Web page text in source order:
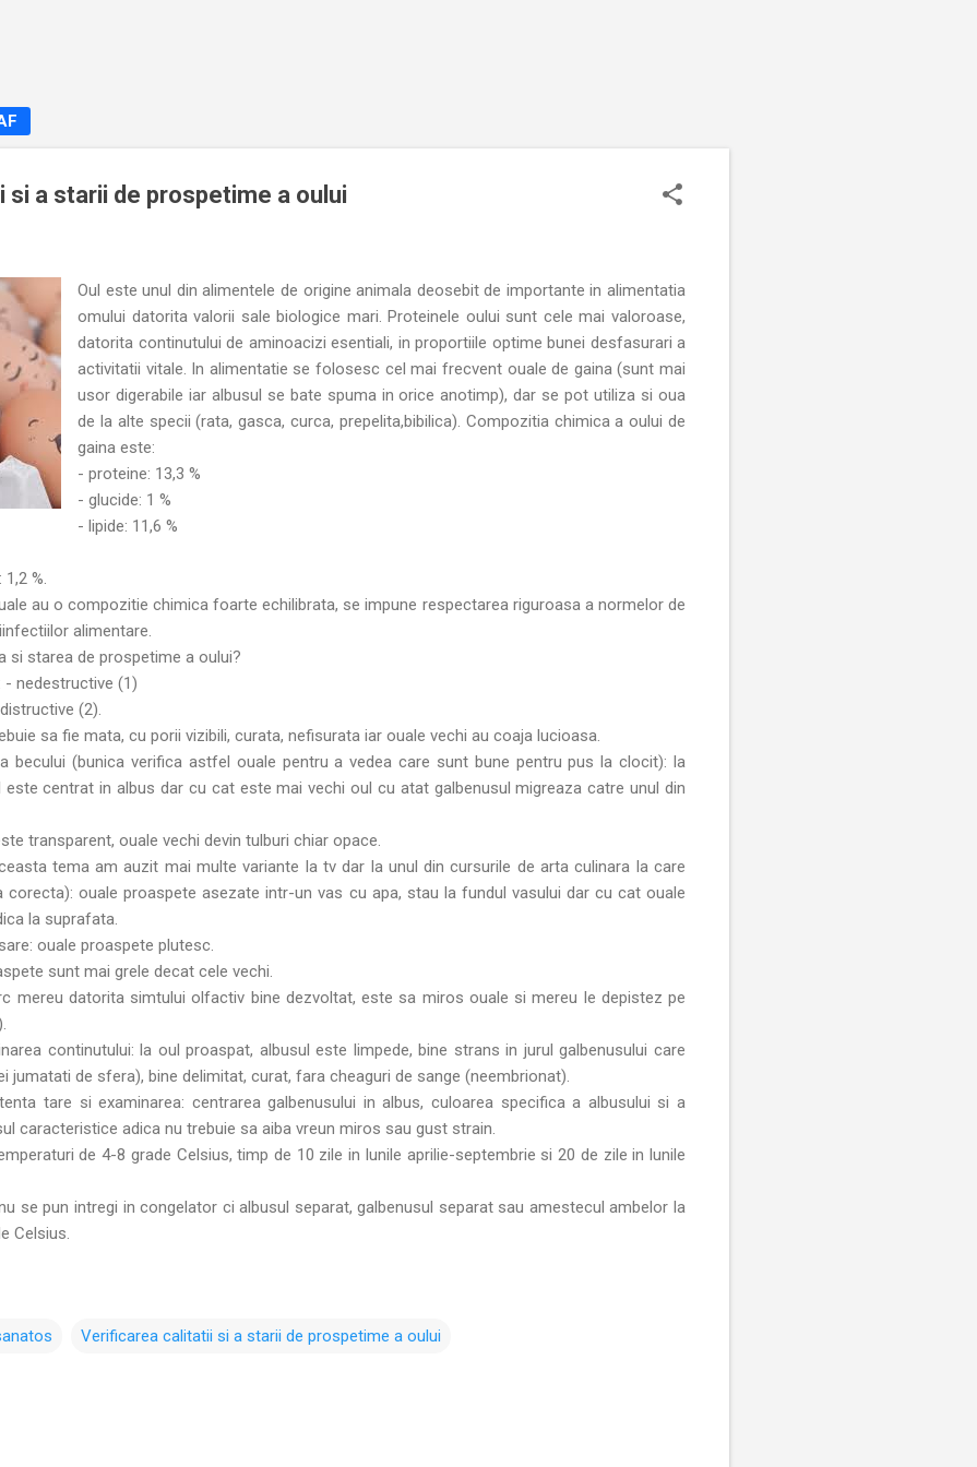
a starii de prospetime a oului
Oul este unul din alimentele de origine animala deosebit de importante in alimentatia
omului datorita valorii sale biologice mari. Proteinele oului sunt cele mai valoroase,
datorita continutului de aminoacizi esentiali, in proportiile optime bunei desfasurari a
activitatii vitale. In alimentatie se folosesc cel mai frecvent ouale de gaina (sunt mai
usor digerabile iar albusul se bate spuma in orice anotimp), dar se pot utiliza si oua
de la alte specii (rata, gasca, curca, prepelita,bibilica). Compozitia chimica a oului de
gaina este:
- proteine: 13,3 %
- glucide: 1 %
- lipide: 11,6 %
%.
au o compozitie chimica foarte echilibrata, se impune respectarea riguroasa a normelor de
alimentare.
si starea de prospetime a oului?
- nedestructive (1)
(2).
sa fie mata, cu porii vizibili, curata, nefisurata iar ouale vechi au coaja lucioasa.
becului (bunica verifica astfel ouale pentru a vedea care sunt bune pentru pus la clocit): la
este centrat in albus dar cu cat este mai vechi oul cu atat galbenusul migreaza catre unul din
transparent, ouale vechi devin tulburi chiar opace.
tema am auzit mai multe variante la tv dar la unul din cursurile de arta culinara la care
corecta): ouale proaspete asezate intr-un vas cu apa, stau la fundul vasului dar cu cat ouale
la suprafata.
ouale proaspete plutesc.
sunt mai grele decat cele vechi.
mereu datorita simtului olfactiv bine dezvoltat, este sa miros ouale si mereu le depistez pe
continutului: la oul proaspat, albusul este limpede, bine strans in jurul galbenusului care
jumatati de sfera), bine delimitat, curat, fara cheaguri de sange (neembrionat).
tare si examinarea: centrarea galbenusului in albus, culoarea specifica a albusului si a
caracteristice adica nu trebuie sa aiba vreun miros sau gust strain.
de 4-8 grade Celsius, timp de 10 zile in lunile aprilie-septembrie si 20 de zile in lunile
se pun intregi in congelator ci albusul separat, galbenusul separat sau amestecul ambelor la
Celsius.
Verificarea calitatii si a starii de prospetime a oului